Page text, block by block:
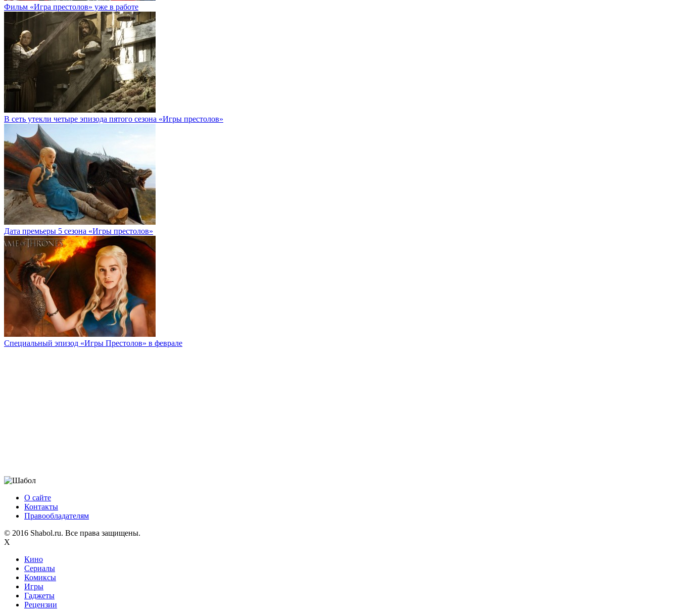
Фильм «Игра престолов» уже в работе
В сеть утекли четыре эпизода пятого сезона «Игры престолов»
Дата премьеры 5 сезона «Игры престолов»
Специальный эпизод «Игры Престолов» в феврале
О сайте
Контакты
Правообладателям
© 2016 Shabol.ru. Все права защищены.
X
Кино
Сериалы
Комиксы
Игры
Гаджеты
Рецензии